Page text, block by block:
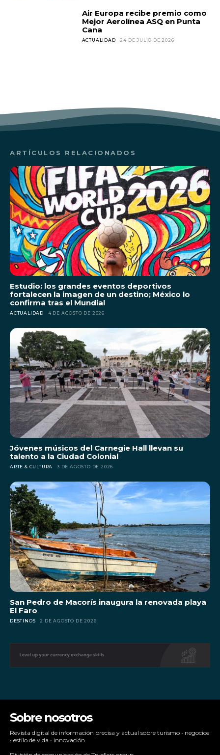
Air Europa recibe premio como
Mejor Aerolínea ASQ en Punta
Cana
ACTUALIDAD 24 DE JULIO DE 2026
ARTÍCULOS RELACIONADOS
Estudio: los grandes eventos deportivos
fortalecen la imagen de un destino; México lo
confirma tras el Mundial
ACTUALIDAD 4 DE AGOSTO DE 2026
Jóvenes músicos del Carnegie Hall llevan su
talento a la Ciudad Colonial
ARTE & CULTURA 3 DE AGOSTO DE 2026
San Pedro de Macorís inaugura la renovada playa
El Faro
DESTINOS 2 DE AGOSTO DE 2026
Sobre nosotros
Revista digital de información precisa y actual sobre turismo • negocios
• estilo de vida • innovación.